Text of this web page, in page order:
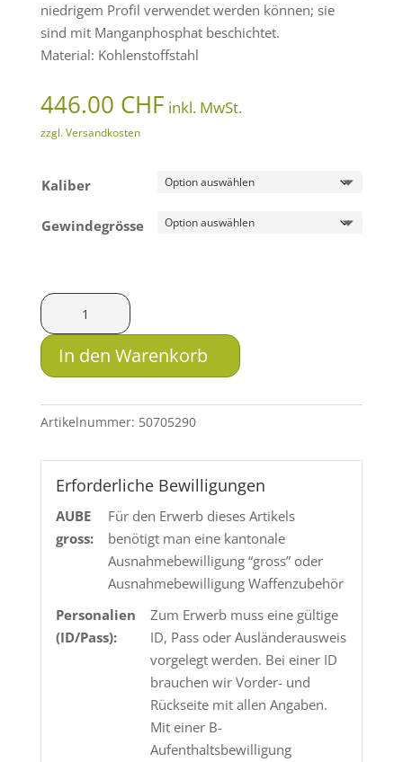
niedrigem Profil verwendet werden können; sie
sind mit Manganphosphat beschichtet.
Material: Kohlenstoffstahl
446.00 CHF inkl. MwSt.
zzgl. Versandkosten
Kaliber
Gewindegrösse
Ase
Utra
Schalldämpfer
jet-
CQBS
In den Warenkorb
Artikelnummer: 50705290
Erforderliche Bewilligungen
AUBE
gross:
Für den Erwerb dieses Artikels
benötigt man eine kantonale
Ausnahmebewilligung “gross” oder
Ausnahmebewilligung Waffenzubehör
Personalien
(ID/Pass):
Zum Erwerb muss eine gültige
ID, Pass oder Ausländerausweis
vorgelegt werden. Bei einer ID
brauchen wir Vorder- und
Rückseite mit allen Angaben.
Mit einer B-
Aufenthaltsbewilligung